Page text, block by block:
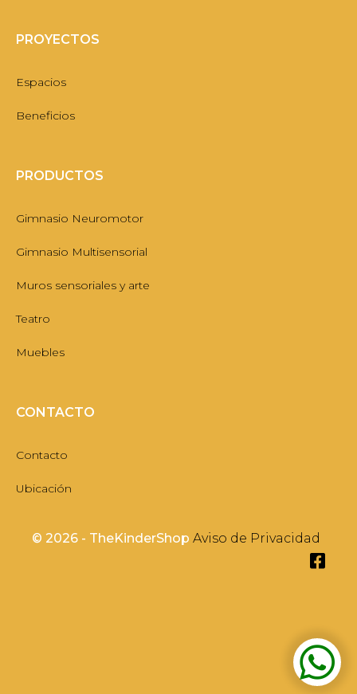
PROYECTOS
Espacios
Beneficios
PRODUCTOS
Gimnasio Neuromotor
Gimnasio Multisensorial
Muros sensoriales y arte
Teatro
Muebles
CONTACTO
Contacto
Ubicación
© 2026 - TheKinderShop Aviso de Privacidad